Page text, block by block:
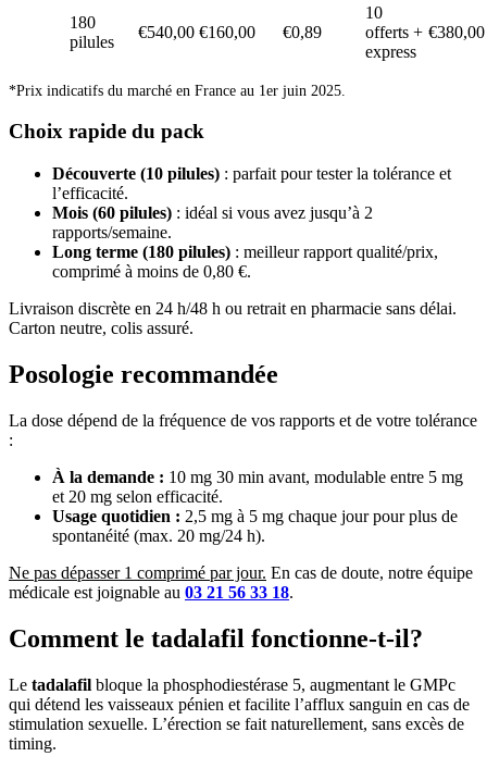
180
pilules
€540,00 €160,00 €0,89
10
offerts +
express
€380,00
*Prix indicatifs du marché en France au 1er juin 2025.
Choix rapide du pack
Découverte (10 pilules) : parfait pour tester la tolérance et
l’efficacité.
Mois (60 pilules) : idéal si vous avez jusqu’à 2
rapports/semaine.
Long terme (180 pilules) : meilleur rapport qualité/prix,
comprimé à moins de 0,80 €.
Livraison discrète en 24 h/48 h ou retrait en pharmacie sans délai.
Carton neutre, colis assuré.
Posologie recommandée
La dose dépend de la fréquence de vos rapports et de votre tolérance
:
À la demande : 10 mg 30 min avant, modulable entre 5 mg
et 20 mg selon efficacité.
Usage quotidien : 2,5 mg à 5 mg chaque jour pour plus de
spontanéité (max. 20 mg/24 h).
Ne pas dépasser 1 comprimé par jour. En cas de doute, notre équipe
médicale est joignable au 03 21 56 33 18.
Comment le tadalafil fonctionne-t-il?
Le tadalafil bloque la phosphodiestérase 5, augmentant le GMPc
qui détend les vaisseaux pénien et facilite l’afflux sanguin en cas de
stimulation sexuelle. L’érection se fait naturellement, sans excès de
timing.